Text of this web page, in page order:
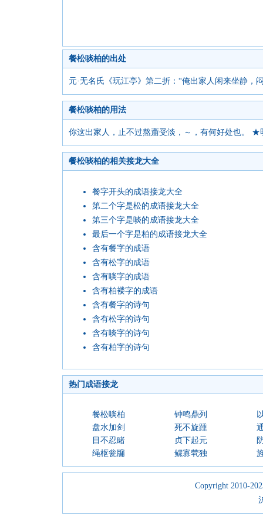
餐松啖柏的出处
元·无名氏《玩江亭》第二折：“俺出家人闲来坐静，
餐松啖柏的用法
你这出家人，止不过熬齑受淡，～，有何好处也。 ★
餐松啖柏的相关接龙大全
餐字开头的成语接龙大全
第二个字是松的成语接龙大全
第三个字是啖的成语接龙大全
最后一个字是柏的成语接龙大全
含有餐字的成语
含有松字的成语
含有啖字的成语
含有柏褛字的成语
含有餐字的诗句
含有松字的诗句
含有啖字的诗句
含有柏字的诗句
热门成语接龙
餐松啖柏 钟鸣鼎列
盘水加剑
死不旋踵
目不忍睹
贞下起元
绳枢瓮牖
鳏寡茕独
Copyright 2010-